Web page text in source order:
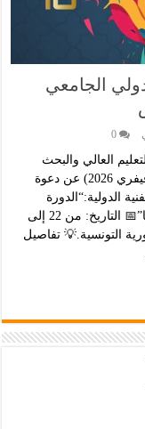
الجامعي
0
العالي والبحث
العلمي (بموجب المراسلة رقم 337 بتاريخ 16 فيفري 2026) عن دعوة
الدولية:“الدورة
العاشرة للمهرجان الدولي الجامعي للمونودراما”📅 التاريخ: من 22 إلى
التونسية.💡 تفاصيل